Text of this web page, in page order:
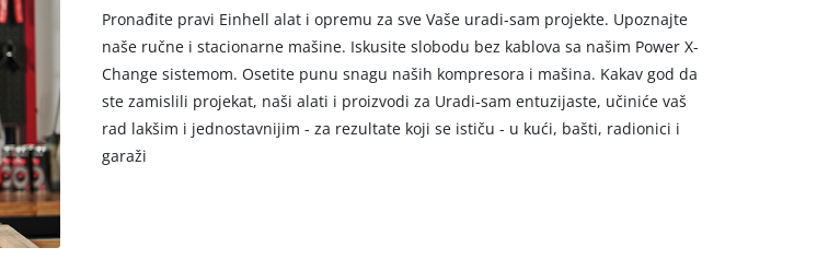
Pronađite pravi Einhell alat i opremu za sve Vaše uradi-sam projekte. Upoznajte
naše ručne i stacionarne mašine. Iskusite slobodu bez kablova sa našim Power X-
Change sistemom. Osetite punu snagu naših kompresora i mašina. Kakav god da
ste zamislili projekat, naši alati i proizvodi za Uradi-sam entuzijaste, učiniće vaš
rad lakšim i jednostavnijim - za rezultate koji se ističu - u kući, bašti, radionici i
garaži